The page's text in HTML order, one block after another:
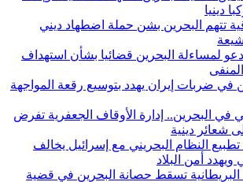
تتهم البحرين بشن حملة اضطهاد ديني
تدعو لمساءلة البحرين قضائيا بشأن استهداف
في ضربات إيران يهدد بتوسيع رقعة المواجهة
في البحرين.. إدارة الأوقاف الجعفرية تفرض
شعائر دينية
النظام البحريني مع إسرائيل يخالف
ويهدد أمن البلاد
البريطانية تسقط حصانة البحرين في قضية